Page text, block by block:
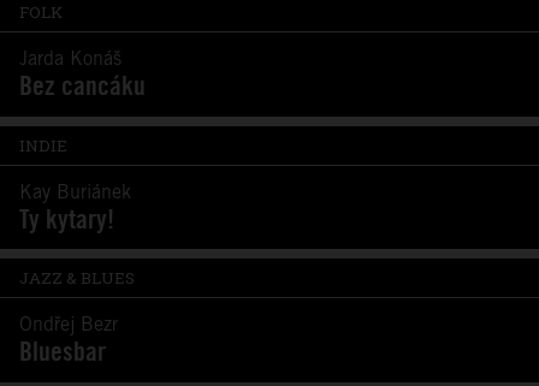
FOLK
Jarda Konáš
Bez cancáku
INDIE
Kay Buriánek
Ty kytary!
JAZZ & BLUES
Ondřej Bezr
Bluesbar